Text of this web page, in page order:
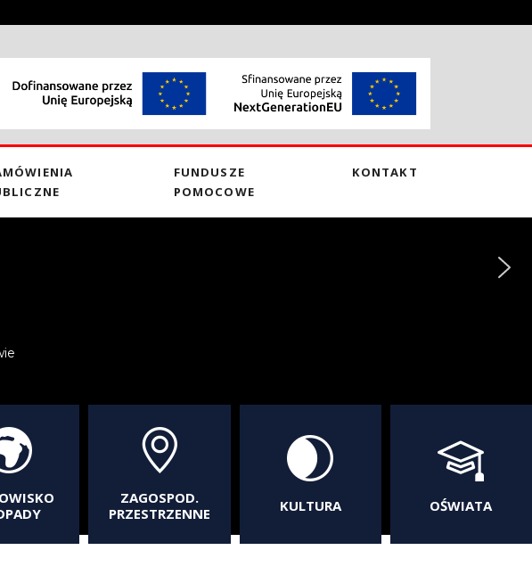
FUNDUSZE
POMOCOWE
KONTAKT
ZAGOSPOD.
PRZESTRZENNE
KULTURA OŚWIATA